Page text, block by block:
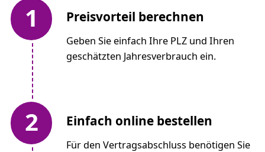
1 Preisvorteil berechnen
Geben Sie einfach Ihre PLZ und Ihren
geschätzten Jahresverbrauch ein.
2 Einfach online bestellen
Für den Vertragsabschluss benötigen Sie